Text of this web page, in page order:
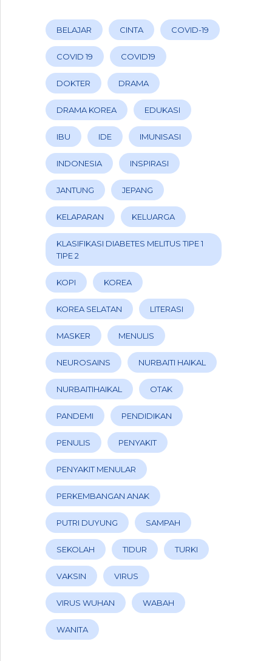
BELAJAR CINTA COVID-19
COVID 19 COVID19
DOKTER DRAMA
DRAMA KOREA EDUKASI
IBU IDE IMUNISASI
INDONESIA INSPIRASI
JANTUNG JEPANG
KELAPARAN KELUARGA
KLASIFIKASI DIABETES MELITUS TIPE 1
TIPE 2
KOPI KOREA
KOREA SELATAN LITERASI
MASKER MENULIS
NEUROSAINS NURBAITI HAIKAL
NURBAITIHAIKAL OTAK
PANDEMI PENDIDIKAN
PENULIS PENYAKIT
PENYAKIT MENULAR
PERKEMBANGAN ANAK
PUTRI DUYUNG SAMPAH
SEKOLAH TIDUR TURKI
VAKSIN VIRUS
VIRUS WUHAN WABAH
WANITA